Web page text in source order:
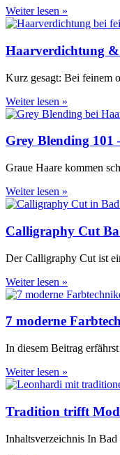
Weiter lesen »
Haarverdichtung
Kurz gesagt: Bei feinem
Weiter lesen »
Grey Blending 101
Graue Haare kommen
Weiter lesen »
Calligraphy Cut
Der Calligraphy Cut ist
Weiter lesen »
7 moderne
In diesem Beitrag
Weiter lesen »
Tradition trifft
Inhaltsverzeichnis In